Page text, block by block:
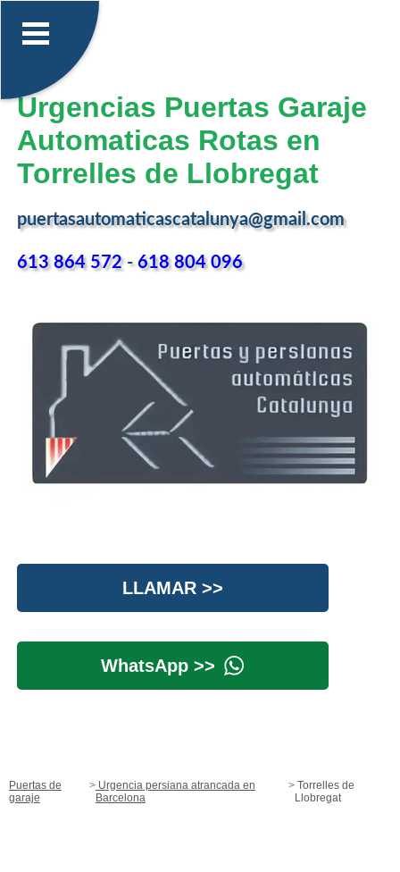
Urgencias Puertas Garaje
Automaticas Rotas en
Torrelles de Llobregat
puertasautomaticascatalunya@gmail.com
613 864 572-618 804 096
LLAMAR >>
WhatsApp >>
Puertas de
garaje
Urgencia persiana atrancada en
Barcelona
Torrelles de
Llobregat